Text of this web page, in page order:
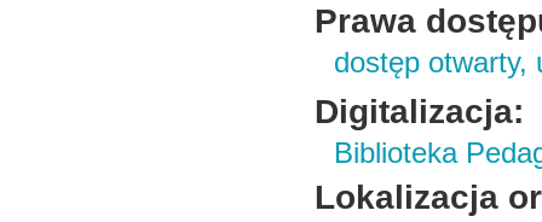
Prawa
dostęp otwarty,
Digitalizacja:
Biblioteka
Lokalizacja